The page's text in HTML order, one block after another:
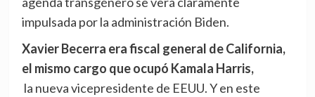
impulsada por la administración Biden.
Xavier Becerra era fiscal general de California,
el mismo cargo que ocupó Kamala Harris,
la nueva vicepresidente de EEUU. Y en este